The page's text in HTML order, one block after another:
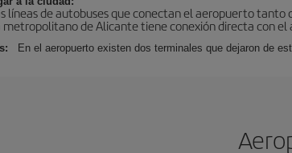
líneas de autobuses que conectan el aeropuerto tanto
de Alicante tiene conexión directa con el
En el aeropuerto existen dos terminales que dejaron de